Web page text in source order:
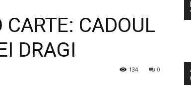
CADOUL
DRAGI
0
134